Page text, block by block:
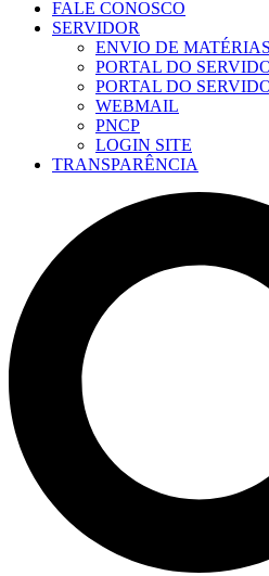
FALE CONOSCO
SERVIDOR
ENVIO DE MATÉRIAS
PORTAL DO
PORTAL DO
WEBMAIL
PNCP
LOGIN SITE
TRANSPARÊNCIA